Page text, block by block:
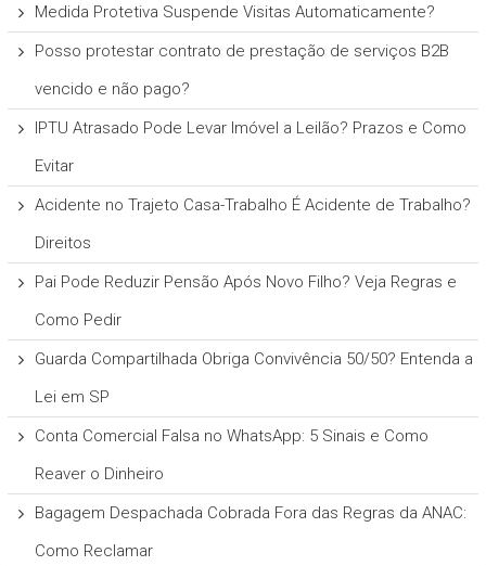
Medida Protetiva Suspende Visitas Automaticamente?
Posso protestar contrato de prestação de serviços B2B
vencido e não pago?
IPTU Atrasado Pode Levar Imóvel a Leilão? Prazos e Como
Evitar
Acidente no Trajeto Casa-Trabalho É Acidente de Trabalho?
Direitos
Pai Pode Reduzir Pensão Após Novo Filho? Veja Regras e
Como Pedir
Guarda Compartilhada Obriga Convivência 50/50? Entenda a
Lei em SP
Conta Comercial Falsa no WhatsApp: 5 Sinais e Como
Reaver o Dinheiro
Bagagem Despachada Cobrada Fora das Regras da ANAC:
Como Reclamar